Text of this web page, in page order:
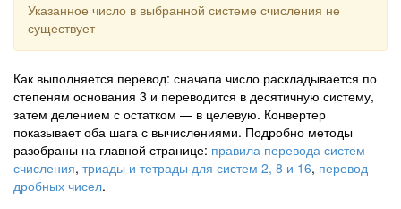
Указанное число в выбранной системе счисления не
существует
Как выполняется перевод: сначала число раскладывается по
степеням основания 3 и переводится в десятичную систему,
затем делением с остатком — в целевую. Конвертер
показывает оба шага с вычислениями. Подробно методы
разобраны на главной странице: правила перевода систем
счисления, триады и тетрады для систем 2, 8 и 16, перевод
дробных чисел.